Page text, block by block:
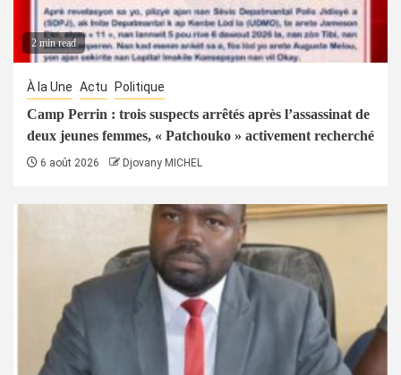
2 min read
À la Une Actu Politique
Camp Perrin : trois suspects arrêtés après l’assassinat de
deux jeunes femmes, « Patchouko » activement recherché
6 août 2026 Djovany MICHEL